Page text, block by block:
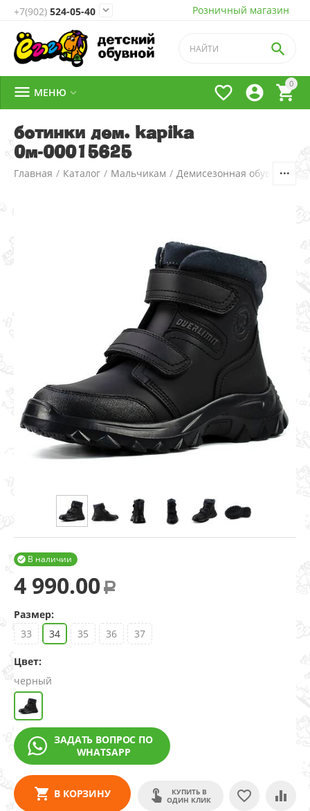
Розничный магазин
+7(902) 524-05-40 
0




 МЕНЮ 
ботинки дем. kapika
0м-00015625
Главная / Каталог / Мальчикам / Демисезонная обувь /
В наличии

4 990.00 Р
Размер:
33
34 35 36 37
Цвет:
черный
ЗАДАТЬ ВОПРОС ПО
WHATSAPP
В КОРЗИНУ
КУПИТЬ В
ОДИН КЛИК